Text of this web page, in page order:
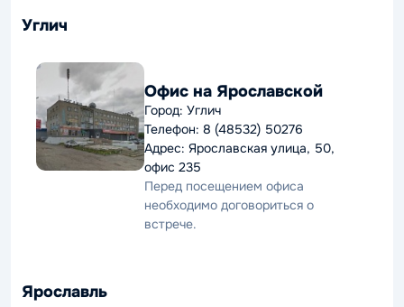
Углич
Офис на Ярославской
Город: Углич
Телефон: 8 (48532) 50276
Адрес: Ярославская улица, 50,
офис 235
Перед посещением офиса
необходимо договориться о
встрече.
Ярославль